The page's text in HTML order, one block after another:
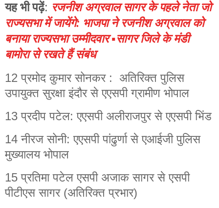
यह भी पढ़ें: रजनीश अग्रवाल सागर के पहले नेता जो
राज्यसभा में जायेंगे: भाजपा ने रजनीश अग्रवाल को
बनाया राज्यसभा उम्मीदवार ▪️सागर जिले के मंडी
बामोरा से रखते हैं संबंध
12 प्रमोद कुमार सोनकर : अतिरिक्त पुलिस
उपायुक्त सुरक्षा इंदौर से एएसपी ग्रामीण भोपाल
13 प्रदीप पटेल: एएसपी अलीराजपुर से एएसपी भिंड
14 नीरज सोनी: एएसपी पांढुर्णा से एआईजी पुलिस
मुख्यालय भोपाल
15 प्रतिमा पटेल एसपी अजाक सागर से एसपी
पीटीएस सागर (अतिरिक्त प्रभार)